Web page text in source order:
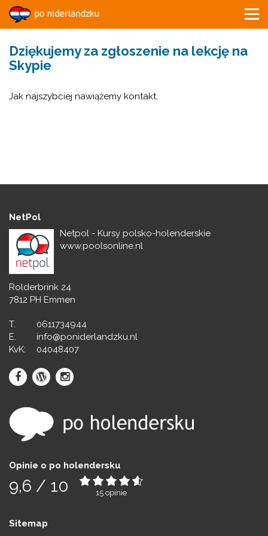
Dziękujemy za zgłoszenie na lekcję na
Skypie
Jak najszybciej nawiążemy kontakt.
NetPol
Netpol - Kursy polsko-holenderskie
www.poolsonline.nl
Rolderbrink 24
7812 PH Emmen
T.
0611734944
E.
info@poniderlandzku.nl
KvK:
04048407
Opinie o po holendersku
9,6 / 10 15 opinie
Sitemap